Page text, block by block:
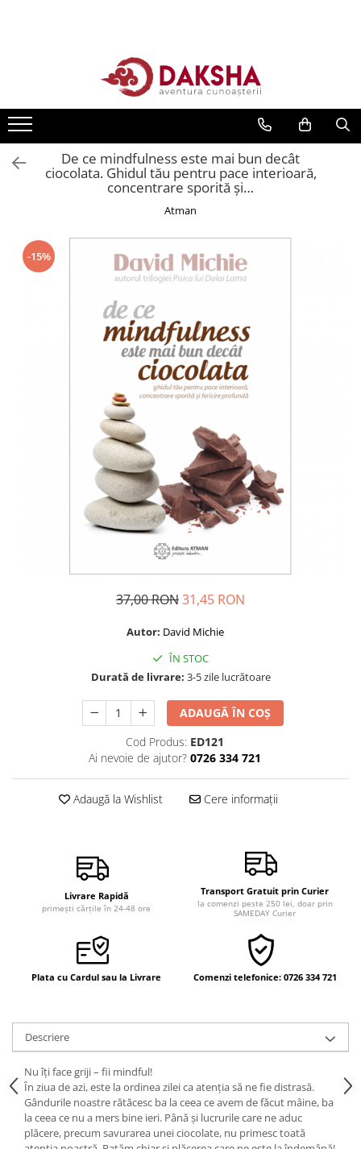
Seria Radu Cinamar
Seria Anton Parks
Seria David Icke
Seria Immanuel Velikovsky
Spiritualitate
Extratereștrii
Transformare spirituală
Dezvoltare personală
Seria Chico Xavier
Seria Helena Blavatsky
Lumea îngerilor
Seria Masaru Emoto
Inspiraţie divină
Vindecare spirituală
Cristale
Yoga
Oracol
Spiritualitate şi ştiinţă
De ce mindfulness este mai bun decât
ciocolata. Ghidul tău pentru pace interioară,
concentrare sporită și…
Atman
-15%
37,00 RON31,45 RON
Autor: David Michie
ÎN STOC
Durată de livrare: 3-5 zile lucrătoare
ADAUGĂ ÎN COȘ
Cod Produs: ED121
Ai nevoie de ajutor? 0726 334 721
Adaugă la Wishlist Cere informații
Livrare Rapidă
primești cărțile în 24-48 ore
Transport Gratuit prin Curier
la comenzi peste 250 lei, doar prin
SAMEDAY Curier
Plata cu Cardul sau la Livrare Comenzi telefonice: 0726 334 721
Descriere
Nu îți face griji – fii mindful!
În ziua de azi, este la ordinea zilei ca atenţia să ne fie distrasă.
Gândurile noastre rătăcesc ba la ceea ce avem de făcut mâine, ba
la ceea ce nu a mers bine ieri. Până şi lucrurile care ne aduc
plăcere, precum savurarea unei ciocolate, nu primesc toată